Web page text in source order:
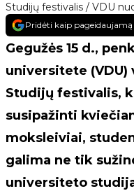
Studijų festivalis / VDU
Pridėti kaip pageidaujamą
Gegužės 15 d.,
universitete (VDU)
Studijų festivalis,
susipažinti
moksleiviai,
galima ne tik
universiteto